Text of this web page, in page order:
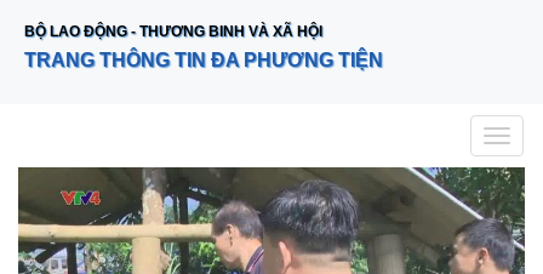
BỘ LAO ĐỘNG - THƯƠNG BINH VÀ XÃ HỘI
TRANG THÔNG TIN ĐA PHƯƠNG TIỆN
Toggle